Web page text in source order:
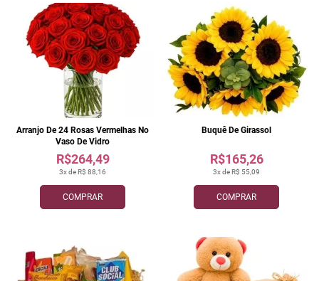
COMPRAR
3x de R$ 88,16
R$264,49
Arranjo De 24 Rosas Vermelhas No
Vaso De Vidro
COMPRAR
3x de R$ 55,09
R$165,26
Buquê De Girassol